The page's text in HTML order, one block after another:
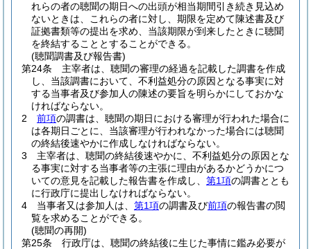
れらの者の聴聞の期日への出頭が相当期間引き続き見込め
ないときは、これらの者に対し、期限を定めて陳述書及び
証拠書類等の提出を求め、当該期限が到来したときに聴聞
を終結することとすることができる。
(聴聞調書及び報告書)
第24条
主宰者は、聴聞の審理の経過を記載した調書を作成
し、当該調書において、不利益処分の原因となる事実に対
する当事者及び参加人の陳述の要旨を明らかにしておかな
ければならない。
2
前項の調書は、聴聞の期日における審理が行われた場合に
は各期日ごとに、当該審理が行われなかった場合には聴聞
の終結後速やかに作成しなければならない。
3
主宰者は、聴聞の終結後速やかに、不利益処分の原因とな
る事実に対する当事者等の主張に理由があるかどうかにつ
いての意見を記載した報告書を作成し、 第1項の調書ととも
に行政庁に提出しなければならない。
4
当事者又は参加人は、 第1項の調書及び前項の報告書の閲
覧を求めることができる。
(聴聞の再開)
第25条
行政庁は、聴聞の終結後に生じた事情に鑑み必要が